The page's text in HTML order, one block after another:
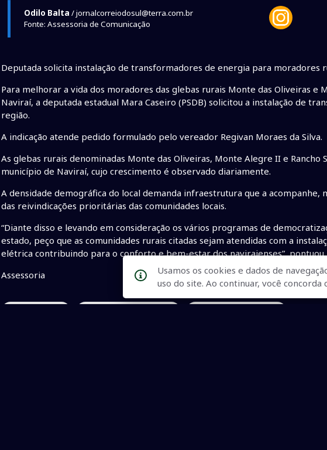
Odilo Balta / jornalcorreiodosul@terra.com.br
Fonte: Assessoria de Comunicação
Deputada solicita instalação de transformadores de energia para moradores
Para melhorar a vida dos moradores das glebas rurais Monte das Oliveiras e
Naviraí, a deputada estadual Mara Caseiro (PSDB) solicitou a instalação de
região.
A indicação atende pedido formulado pelo vereador Regivan Moraes da Silva.
As glebas rurais denominadas Monte das Oliveiras, Monte Alegre II e Rancho
município de Naviraí, cujo crescimento é observado diariamente.
A densidade demográfica do local demanda infraestrutura que a acompanhe,
das reivindicações prioritárias das comunidades locais.
“Diante disso e levando em consideração os vários programas de
estado, peço que as comunidades rurais citadas sejam atendidas com a
elétrica contribuindo para o conforto e bem-estar dos naviraienses”, pontuou
Assessoria
Usamos os cookies e dados de
uso do site. Ao continuar, você concorda